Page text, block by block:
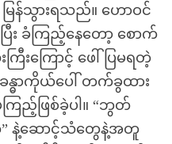
န်သွားရသည်။ ဟောဝင်
ြီး ခံကြည့်နေတော့ စောက်
းကြောင့် ဖေါ်ပြမရတဲ့
ာကိုယ်ပေါ် တက်ခွထား
ည့်ဖြစ်ခဲ့ပါ။ “ဘွတ်
ဆောင့်သံတွေနဲ့အတူ